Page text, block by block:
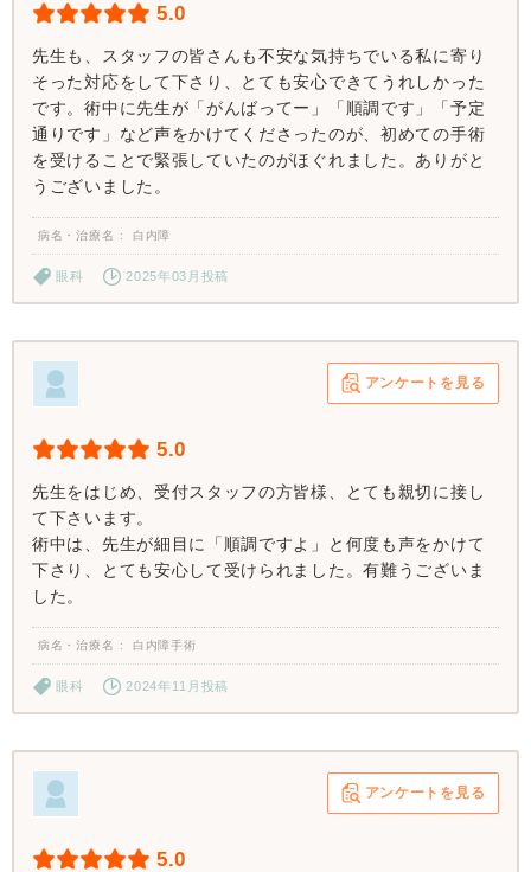
5.0
先生も、スタッフの皆さんも不安な気持ちでいる私に寄り
そった対応をして下さり、とても安心できてうれしかった
です。術中に先生が「がんばってー」「順調です」「予定
通りです」など声をかけてくださったのが、初めての手術
を受けることで緊張していたのがほぐれました。ありがと
うございました。
病名・治療名 白内障
眼科 2025年03月投稿
アンケートを見る
5.0
先生をはじめ、受付スタッフの方皆様、とても親切に接し
て下さいます。
術中は、先生が細目に「順調ですよ」と何度も声をかけて
下さり、とても安心して受けられました。有難うございま
した。
病名・治療名 白内障手術
眼科 2024年11月投稿
アンケートを見る
5.0